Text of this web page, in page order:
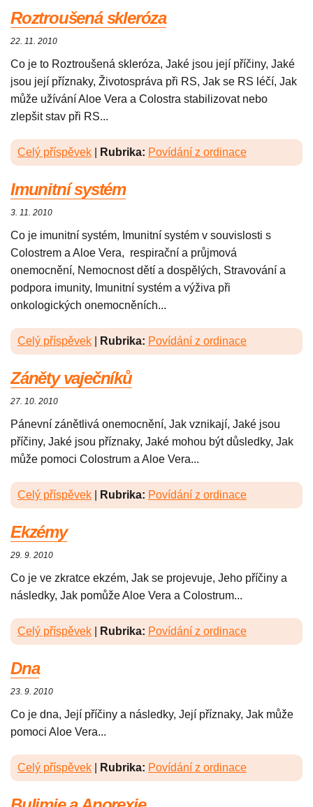
Roztroušená skleróza
22. 11. 2010
Co je to Roztroušená skleróza, Jaké jsou její příčiny, Jaké
jsou její příznaky, Životospráva při RS, Jak se RS léčí, Jak
může užívání Aloe Vera a Colostra stabilizovat nebo
zlepšit stav při RS...
Celý příspěvek Rubrika: Povídání z ordinace
Imunitní systém
3. 11. 2010
Co je imunitní systém, Imunitní systém v souvislosti s
Colostrem a Aloe Vera, respirační a průjmová
onemocnění, Nemocnost dětí a dospělých, Stravování a
podpora imunity, Imunitní systém a výživa při
onkologických onemocněních...
Celý příspěvek Rubrika: Povídání z ordinace
Záněty vaječníků
27. 10. 2010
Pánevní zánětlivá onemocnění, Jak vznikají, Jaké jsou
příčiny, Jaké jsou příznaky, Jaké mohou být důsledky, Jak
může pomoci Colostrum a Aloe Vera...
Celý příspěvek Rubrika: Povídání z ordinace
Ekzémy
29. 9. 2010
Co je ve zkratce ekzém, Jak se projevuje, Jeho příčiny a
následky, Jak pomůže Aloe Vera a Colostrum...
Celý příspěvek Rubrika: Povídání z ordinace
Dna
23. 9. 2010
Co je dna, Její příčiny a následky, Její příznaky, Jak může
pomoci Aloe Vera...
Celý příspěvek Rubrika: Povídání z ordinace